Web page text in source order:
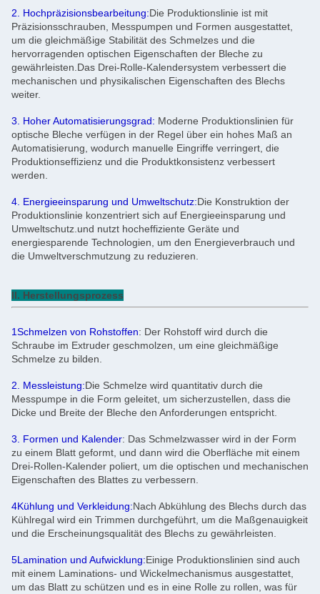
2. Hochpräzisionsbearbeitung:Die Produktionslinie ist mit
Präzisionsschrauben, Messpumpen und Formen ausgestattet,
um die gleichmäßige Stabilität des Schmelzes und die
hervorragenden optischen Eigenschaften der Bleche zu
gewährleisten.Das Drei-Rolle-Kalendersystem verbessert die
mechanischen und physikalischen Eigenschaften des Blechs
weiter.
3. Hoher Automatisierungsgrad: Moderne Produktionslinien für
optische Bleche verfügen in der Regel über ein hohes Maß an
Automatisierung, wodurch manuelle Eingriffe verringert, die
Produktionseffizienz und die Produktkonsistenz verbessert
werden.
4. Energieeinsparung und Umweltschutz:Die Konstruktion der
Produktionslinie konzentriert sich auf Energieeinsparung und
Umweltschutz.und nutzt hocheffiziente Geräte und
energiesparende Technologien, um den Energieverbrauch und
die Umweltverschmutzung zu reduzieren.
II. Herstellungsprozess
1Schmelzen von Rohstoffen: Der Rohstoff wird durch die
Schraube im Extruder geschmolzen, um eine gleichmäßige
Schmelze zu bilden.
2. Messleistung:Die Schmelze wird quantitativ durch die
Messpumpe in die Form geleitet, um sicherzustellen, dass die
Dicke und Breite der Bleche den Anforderungen entspricht.
3. Formen und Kalender: Das Schmelzwasser wird in der Form
zu einem Blatt geformt, und dann wird die Oberfläche mit einem
Drei-Rollen-Kalender poliert, um die optischen und mechanischen
Eigenschaften des Blattes zu verbessern.
4Kühlung und Verkleidung:Nach Abkühlung des Blechs durch das
Kühlregal wird ein Trimmen durchgeführt, um die Maßgenauigkeit
und die Erscheinungsqualität des Blechs zu gewährleisten.
5Lamination und Aufwicklung:Einige Produktionslinien sind auch
mit einem Laminations- und Wickelmechanismus ausgestattet,
um das Blatt zu schützen und es in eine Rolle zu rollen, was für